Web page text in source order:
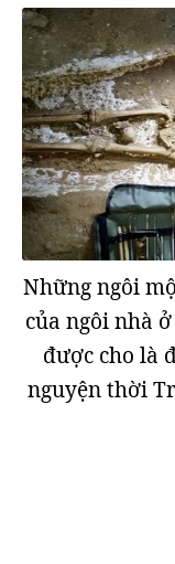
Những ngôi
của ngôi nhà
được cho là
nguyện thời